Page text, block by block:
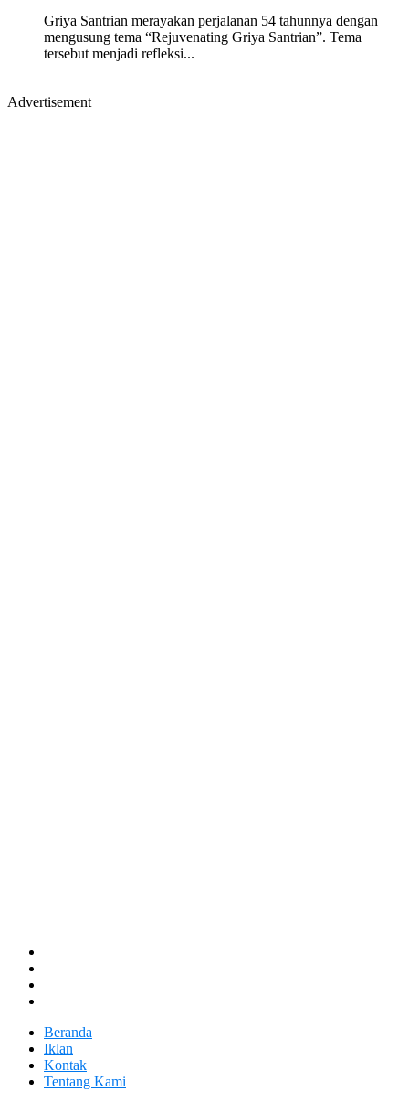
Griya Santrian merayakan perjalanan 54 tahunnya dengan
mengusung tema “Rejuvenating Griya Santrian”. Tema
tersebut menjadi refleksi...
Advertisement
Beranda
Iklan
Kontak
Tentang Kami